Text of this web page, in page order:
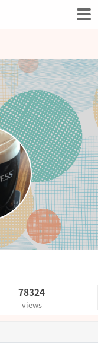
78324
views